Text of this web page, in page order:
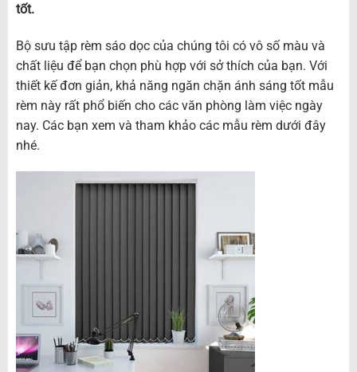
tốt.
Bộ sưu tập rèm sáo dọc của chúng tôi có vô số màu và
chất liệu để bạn chọn phù hợp với sở thích của bạn. Với
thiết kế đơn giản, khả năng ngăn chặn ánh sáng tốt mẫu
rèm này rất phổ biến cho các văn phòng làm việc ngày
nay. Các bạn xem và tham khảo các mẫu rèm dưới đây
nhé.